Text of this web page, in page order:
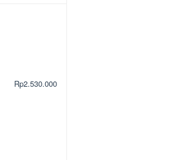
Rp2.530.000